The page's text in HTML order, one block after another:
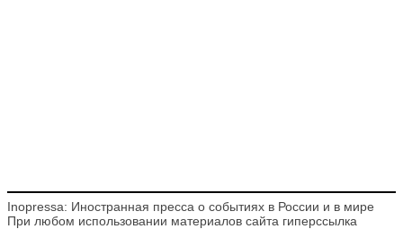
Inopressa: Иностранная пресса о событиях в России и в мире
При любом использовании материалов сайта гиперссылка